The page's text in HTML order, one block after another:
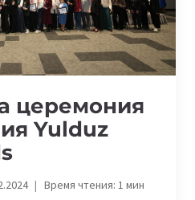
церемония
Yulduz
Время чтения: 1мин